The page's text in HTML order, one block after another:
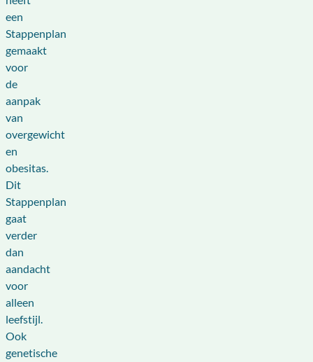
een
Stappenplan
gemaakt
voor
de
aanpak
van
overgewicht
en
obesitas.
Dit
Stappenplan
gaat
verder
dan
aandacht
voor
alleen
leefstijl.
Ook
genetische